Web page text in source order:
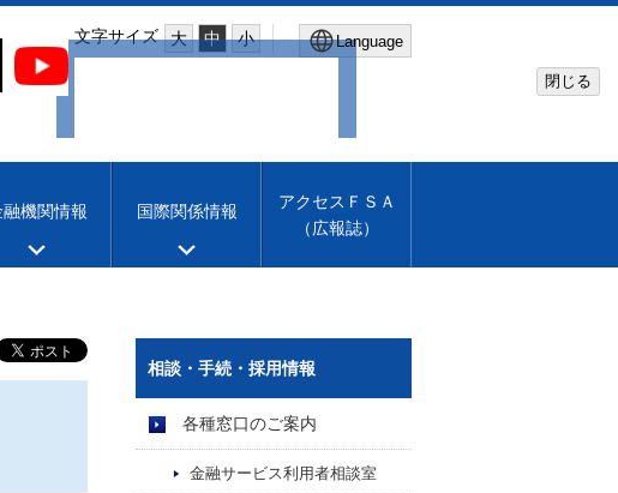
文字サイズ 大 中 小 Language
Machine translation
閉じる
融機関情報 国際関係情報
アクセスＦＳＡ
（広報誌）
相談・手続・採用情報
各種窓口のご案内
金融サービス利用者相談室